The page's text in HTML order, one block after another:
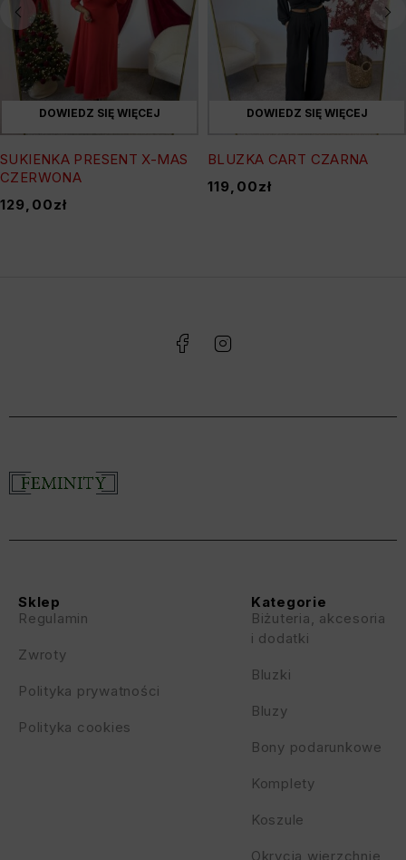
DOWIEDZ SIĘ WIĘCEJ
SUKIENKA PRESENT X-MAS
CZERWONA
129,00zł
DOWIEDZ SIĘ WIĘCEJ
BLUZKA CART CZARNA
119,00zł
Kategorie
Biżuteria, akcesoria
i dodatki
Bluzki
Bluzy
Bony podarunkowe
Komplety
Koszule
Okrycia wierzchnie
Sklep
Regulamin
Zwroty
Polityka prywatności
Polityka cookies